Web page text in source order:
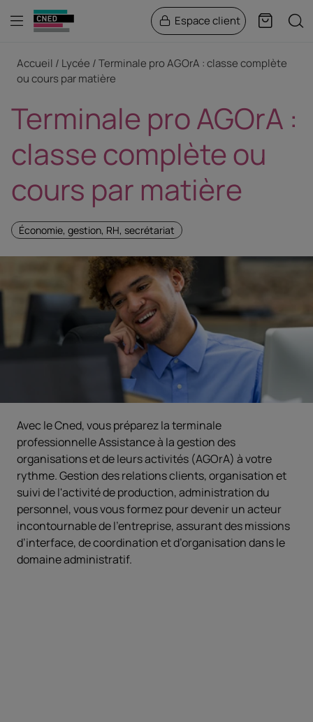
Menu Espace client Panier
Accueil Lycée
Terminale pro AGOrA : classe complète
ou cours par matière
Terminale pro AGOrA :
classe complète ou
cours par matière
Économie, gestion, RH, secrétariat
Avec le Cned, vous préparez la terminale
professionnelle Assistance à la gestion des
organisations et de leurs activités (AGOrA) à votre
rythme. Gestion des relations clients, organisation et
suivi de l'activité de production, administration du
personnel, vous vous formez pour devenir un acteur
incontournable de l'entreprise, assurant des missions
d’interface, de coordination et d’organisation dans le
domaine administratif.